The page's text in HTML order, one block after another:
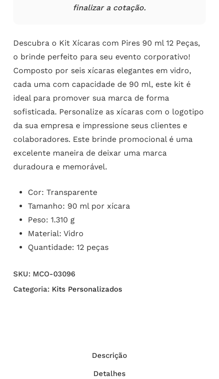
finalizar a cotação.
Descubra o Kit Xícaras com Pires 90 ml 12 Peças,
o brinde perfeito para seu evento corporativo!
Composto por seis xícaras elegantes em vidro,
cada uma com capacidade de 90 ml, este kit é
ideal para promover sua marca de forma
sofisticada. Personalize as xícaras com o logotipo
da sua empresa e impressione seus clientes e
colaboradores. Este brinde promocional é uma
excelente maneira de deixar uma marca
duradoura e memorável.
Cor: Transparente
Tamanho: 90 ml por xícara
Peso: 1.310 g
Material: Vidro
Quantidade: 12 peças
SKU: MCO-03096
Categoria: Kits Personalizados
Descrição
Detalhes